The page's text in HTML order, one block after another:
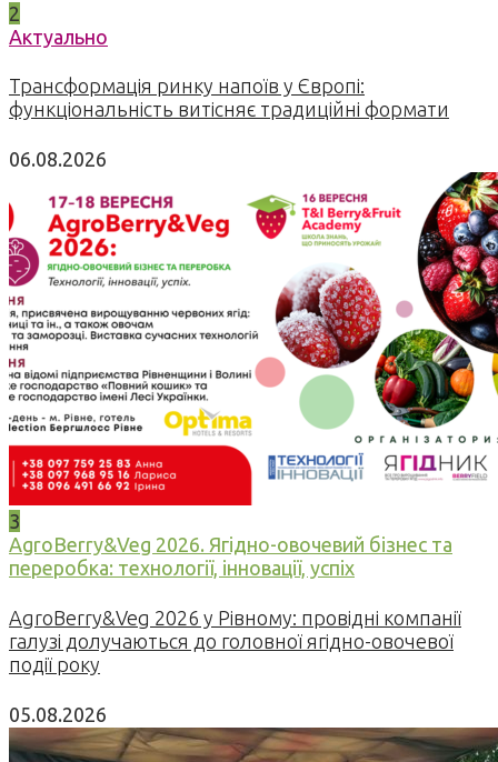
2
Актуально
Трансформація ринку напоїв у Європі:
функціональність витісняє традиційні формати
06.08.2026
3
AgroBerry&Veg 2026. Ягідно-овочевий бізнес та
переробка: технології, інновації, успіх
AgroBerry&Veg 2026 у Рівному: провідні компанії
галузі долучаються до головної ягідно-овочевої
події року
05.08.2026